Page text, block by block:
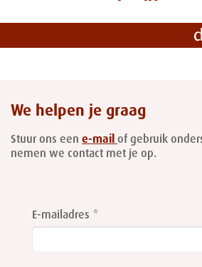
We helpen je graag
Stuur ons een e-mail of gebruik
nemen we contact met je op.
this
field
E-mailadres